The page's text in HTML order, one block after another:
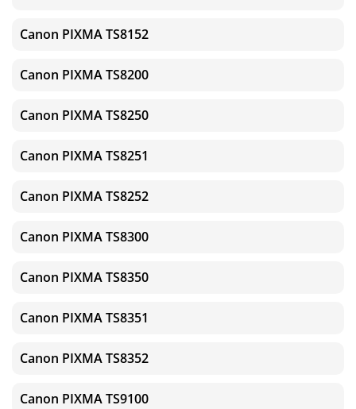
Canon PIXMA TS8152
Canon PIXMA TS8200
Canon PIXMA TS8250
Canon PIXMA TS8251
Canon PIXMA TS8252
Canon PIXMA TS8300
Canon PIXMA TS8350
Canon PIXMA TS8351
Canon PIXMA TS8352
Canon PIXMA TS9100